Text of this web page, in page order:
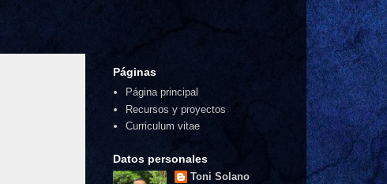
Páginas
Página principal
Recursos y proyectos
Curriculum vitae
Datos personales
Toni Solano